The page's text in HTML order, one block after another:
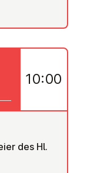
des Hl.
10:00